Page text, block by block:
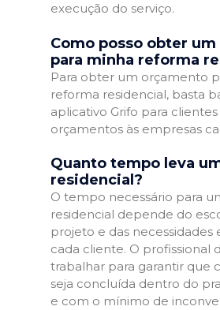
execução do serviço.
Como posso obter
para minha reforma
Para obter um orçamento
reforma residencial, basta
aplicativo Grifo para
orçamentos às empresas
Quanto tempo leva
residencial?
O tempo necessário para
residencial depende do
projeto e das necessidades
cada cliente. O profissional
trabalhar para garantir que
seja concluída dentro do
e com o mínimo de